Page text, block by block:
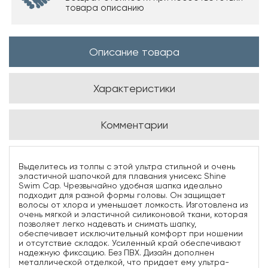
товара описанию
Описание товара
Характеристики
Комментарии
Выделитесь из толпы с этой ультра стильной и очень
эластичной шапочкой для плавания унисекс Shine
Swim Cap. Чрезвычайно удобная шапка идеально
подходит для разной формы головы. Он защищает
волосы от хлора и уменьшает ломкость. Изготовлена из
очень мягкой и эластичной силиконовой ткани, которая
позволяет легко надевать и снимать шапку,
обеспечивает исключительный комфорт при ношении
и отсутствие складок. Усиленный край обеспечивают
надежную фиксацию. Без ПВХ. Дизайн дополнен
металлической отделкой, что придает ему ультра-